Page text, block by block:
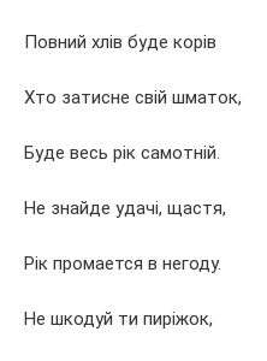
Повний хлів буде корів
Хто затисне свій шматок,
Буде весь рік самотній.
Не знайде удачі, щастя,
Рік промается в негоду.
Не шкодуй ти пиріжок,